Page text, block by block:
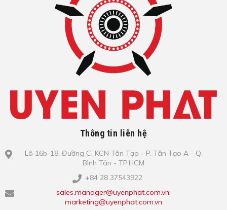
Thông tin liên hệ
Lô​ 16b-18, Đ​ư​ờ​ng C, KCN Tâ​n Tạo​ - P. Tâ​n Tạo​ A - Q.
Bình​ Tâ​n - TP.HCM
+84 28 37543922
sales.manager@uyenphat.com.vn;
marketing@uyenphat.com.vn